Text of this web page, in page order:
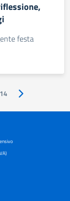
festa
14 Pagina
iniziale della scuola